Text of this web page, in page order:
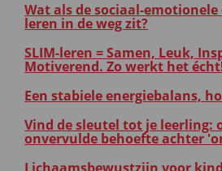
Wat als de sociaal-
leren in de weg zit?
SLIM-leren = Samen, Leuk,
Motiverend. Zo werkt het
Een stabiele energiebalans,
Vind de sleutel tot je leerling:
onvervulde behoefte achter